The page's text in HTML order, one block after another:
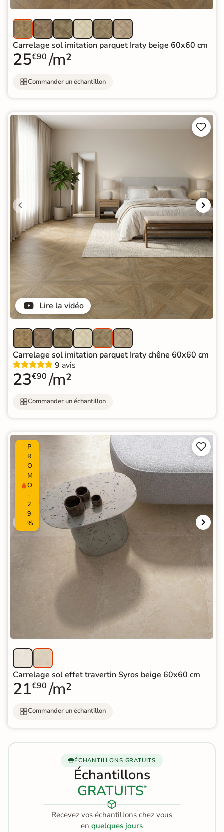
Carrelage sol imitation parquet Iraty beige 60x60 cm
25€90 /m²
Commander un échantillon
Lire la vidéo


Carrelage sol imitation parquet Iraty chêne 60x60 cm
9 avis
23€90 /m²
Commander un échantillon
P
R
O
M
O
-
2
9
%


Carrelage sol effet travertin Syros beige 60x60 cm
21€90 /m²
Commander un échantillon
ÉCHANTILLONS GRATUITS
Échantillons
GRATUITS*
Recevez vos échantillons chez vous
en quelques jours